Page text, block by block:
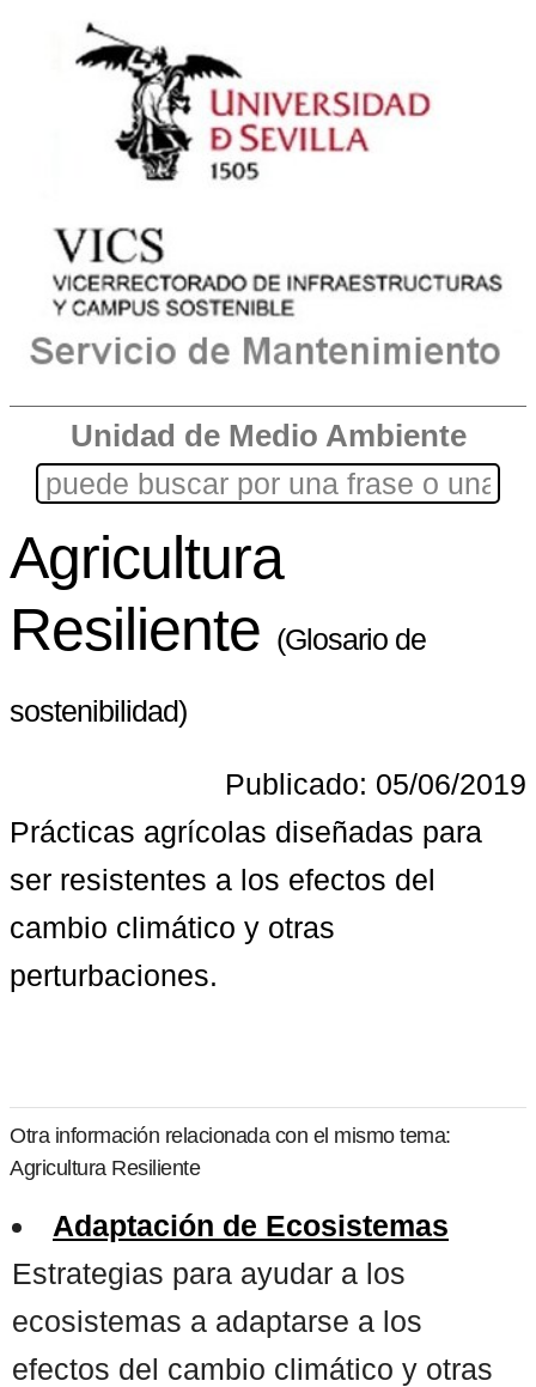
Unidad de Medio Ambiente
Agricultura
Resiliente (Glosario de
sostenibilidad)
Publicado: 05/06/2019
Prácticas agrícolas diseñadas para
ser resistentes a los efectos del
cambio climático y otras
perturbaciones.
Otra información relacionada con el mismo tema:
Agricultura Resiliente
Adaptación de Ecosistemas
Estrategias para ayudar a los
ecosistemas a adaptarse a los
efectos del cambio climático y otras